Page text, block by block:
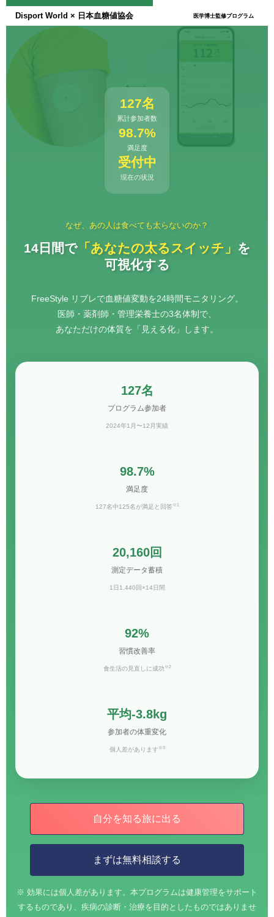
Disport World × 日本血糖値協会 医学博士監修プログラム
127名
累計参加者数
98.7%
満足度
受付中
現在の状況
なぜ、あの人は食べても太らないのか？
14日間で「あなたの太るスイッチ」 を
可視化する
FreeStyle リブレで血糖値変動を24時間モニタリング。
医師・薬剤師・管理栄養士の3名体制で、
あなただけの体質を「見える化」します。
127名
プログラム参加者
2024年1月〜12月実績
98.7%
満足度
127名中125名が満足と回答※1
20,160回
測定データ蓄積
1日1,440回×14日間
92%
習慣改善率
食生活の見直しに成功 ※2
平均-3.8kg
参加者の体重変化
個人差があります ※3
自分を知る旅に出る
まずは無料相談する
※ 効果には個人差があります。本プログラムは健康管理をサポート
するものであり、疾病の診断・治療を目的としたものではありませ